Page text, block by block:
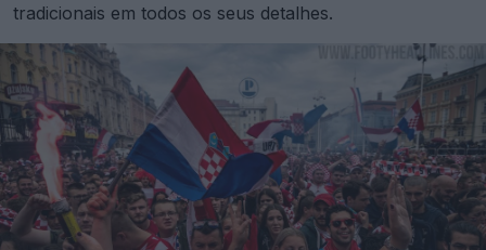
tradicionais em todos os seus detalhes.